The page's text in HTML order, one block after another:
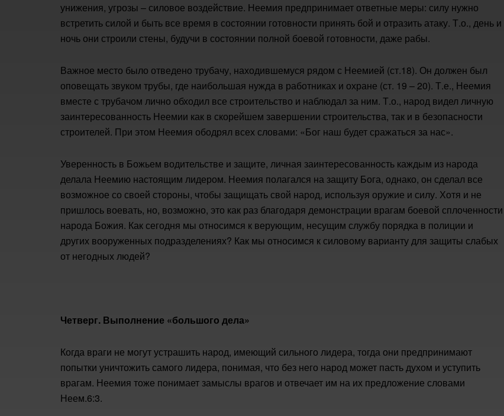
унижения, угрозы – силовое воздействие. Неемия предпринимает ответные меры: силу нужно
встретить силой и быть все время в состоянии готовности принять бой и отразить атаку. Т.о., день и
ночь они строили стены, будучи в состоянии полной боевой готовности, даже рабы.
Важное место было отведено трубачу, находившемуся рядом с Неемией (ст.18). Он должен был
оповещать звуком трубы, где наибольшая нужда в работниках и охране (ст. 19 – 20). Т.е., Неемия
вместе с трубачом лично обходил все строительство и наблюдал за ним. Т.о., народ видел личную
заинтересованность Неемии как в скорейшем завершении строительства, так и в безопасности
строителей. При этом Неемия ободрял всех словами: «Бог наш будет сражаться за нас».
Уверенность в Божьем водительстве и защите, личная заинтересованность каждым из народа
делала Неемию настоящим лидером. Неемия полагался на защиту Бога, однако, он сделал все
возможное со своей стороны, чтобы защищать свой народ, используя оружие и силу. Хотя и не
пришлось воевать, но, возможно, это как раз благодаря демонстрации врагам боевой сплоченности
народа Божия. Как сегодня мы относимся к верующим, несущим службу порядка в полиции и
других вооруженных подразделениях? Как мы относимся к силовому варианту для защиты слабых
от негодных людей?
Четверг. Выполнение «большого дела»
Когда враги не могут устрашить народ, имеющий сильного лидера, тогда они предпринимают
попытки уничтожить самого лидера, понимая, что без него народ может пасть духом и уступить
врагам. Неемия тоже понимает замыслы врагов и отвечает им на их предложение словами
Неем.6:3.